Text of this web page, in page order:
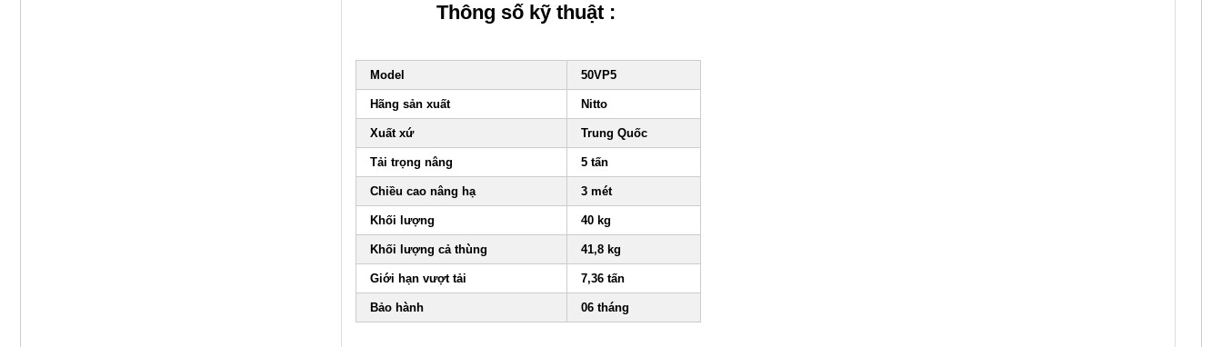
Thông số kỹ thuật :
Model 50VP5
Hãng sản xuất Nitto
Xuất xứ Trung Quốc
Tải trọng nâng 5 tấn
Chiều cao nâng hạ 3 mét
Khối lượng 40 kg
Khối lượng cả thùng 41,8 kg
Giới hạn vượt tải 7,36 tấn
Bảo hành 06 tháng